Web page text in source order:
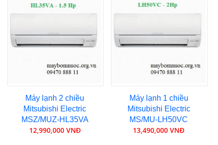
Máy lạnh 2 chiều
Mitsubishi Electric
MSZ/MUZ-HL35VA
12,990,000 VNĐ
Máy lạnh 1 chiều
Mitsubishi Electric
MS/MU-LH50VC
13,490,000 VNĐ